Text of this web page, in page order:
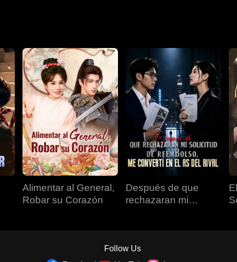
Alimentar al General,
Robar su Corazón
Después de que
rechazaran mi
rival
Follow Us